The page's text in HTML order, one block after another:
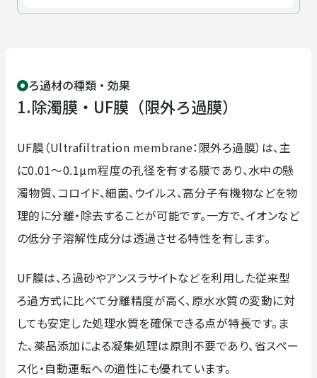
拠点・ネットワーク 登録許可・保有資格
ろ過材の種類・効果
1.除濁膜・UF膜（限外ろ過膜）
UF膜（Ultrafiltration membrane：限外ろ過膜）は、主
に0.01～0.1µm程度の孔径を有する膜であり、水中の懸
濁物質、コロイド、細菌、ウイルス、高分子有機物などを物
理的に分離・除去することが可能です。一方で、イオンなど
の低分子溶解性成分は透過させる特性を有します。
UF膜は、ろ過砂やアンスラサイトなどを利用した従来型
ろ過方式に比べて分離精度が高く、原水水質の変動に対
しても安定した処理水質を確保できる点が特長です。ま
た、薬品添加による凝集処理は原則不要であり、省スペー
ス化・自動運転への適性にも優れています。